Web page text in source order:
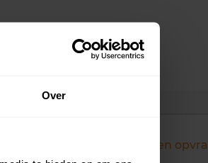
Over
Andere koopsommen